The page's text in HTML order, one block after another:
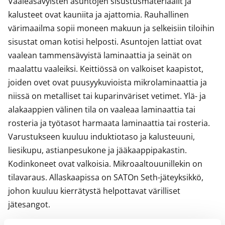
harmaata laattaa. Tehopohjaisessa kylpyhuoneessa on
tilaa myös pyykkikoneellesi. Pyykkien lajittelu ja säilytys
hoituu näppärästi pyykkikaapin ansiosta.
Tule näytölle ja ihastu tämän ilmavan asunnon
käytännöllisiin tilaratkaisuihin! Olisiko tässä uusi
vuokrakotisi?
5.10.2023 aukeava ostoskeskus Kivis on 6 minuutin
bussimatkan päässä.
Ostoskeskus Kivis on 6 minuutin bussimatkan päässä.
kalusteet ovat kauniita ja ajattomia. Rauhallinen
värimaailma sopii moneen makuun ja selkeisiin tiloihin
sisustat oman kotisi helposti. Asuntojen lattiat ovat
vaalean tammensävyistä laminaattia ja seinät on
maalattu vaaleiksi. Keittiössä on valkoiset kaapistot,
joiden ovet ovat puusyykuvioista mikrolaminaattia ja
niissä on metalliset tai kuparinväriset vetimet. Ylä- ja
alakaappien välinen tila on vaaleaa laminaattia tai
rosteria ja työtasot harmaata laminaattia tai rosteria.
Varustukseen kuuluu induktiotaso ja kalusteuuni,
liesikupu, astianpesukone ja jääkaappipakastin.
Kodinkoneet ovat valkoisia. Mikroaaltouunillekin on
tilavaraus. Allaskaapissa on SATOn Seth-jäteyksikkö,
johon kuuluu kierrätystä helpottavat värilliset
jätesangot.